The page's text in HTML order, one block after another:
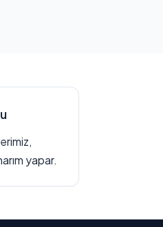
yapar.